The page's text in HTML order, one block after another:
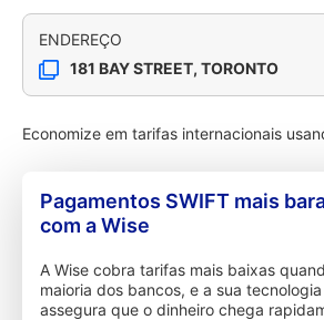
ENDEREÇO
181 BAY STREET, TORONTO
Economize em tarifas internacionais
Pagamentos SWIFT mais
com a Wise
A Wise cobra tarifas mais baixas
maioria dos bancos, e a sua
assegura que o dinheiro chega